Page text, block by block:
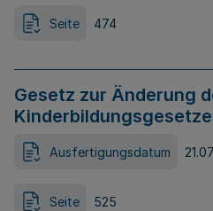
Seite 474
Gesetz zur Änderung
Ausfertigungsdatum
Seite 525